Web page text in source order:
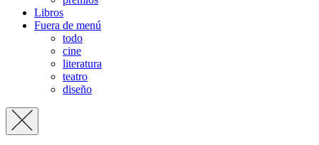
Libros
Fuera de menú
todo
cine
literatura
teatro
diseño